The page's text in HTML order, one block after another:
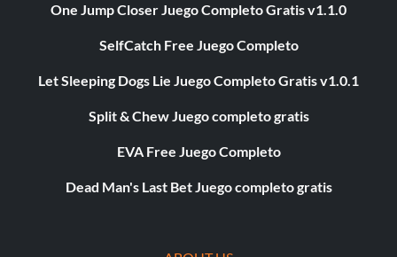
One Jump Closer Juego Completo Gratis v1.1.0
SelfCatch Free Juego Completo
Let Sleeping Dogs Lie Juego Completo Gratis v1.0.1
Split & Chew Juego completo gratis
EVA Free Juego Completo
Dead Man's Last Bet Juego completo gratis